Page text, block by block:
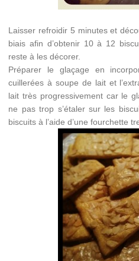
Laisser refroidir 5 minutes et
biais afin d’obtenir 10 à 12
reste à les décorer.
Préparer le glaçage en
cuillerées à soupe de lait et
lait très progressivement car le
ne pas trop s’étaler sur les
biscuits à l’aide d’une fourchette